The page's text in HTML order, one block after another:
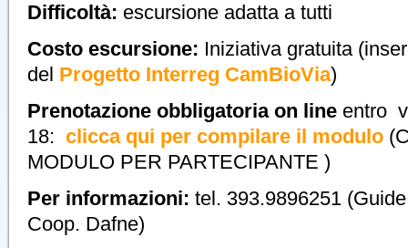
Difficoltà: escursione adatta a tutti
Costo escursione: Iniziativa gratuita
del Progetto Interreg CamBioVia)
Prenotazione obbligatoria on line entro
18: clicca qui per compilare il modulo
MODULO PER PARTECIPANTE )
Per informazioni: tel. 393.9896251
Coop. Dafne)